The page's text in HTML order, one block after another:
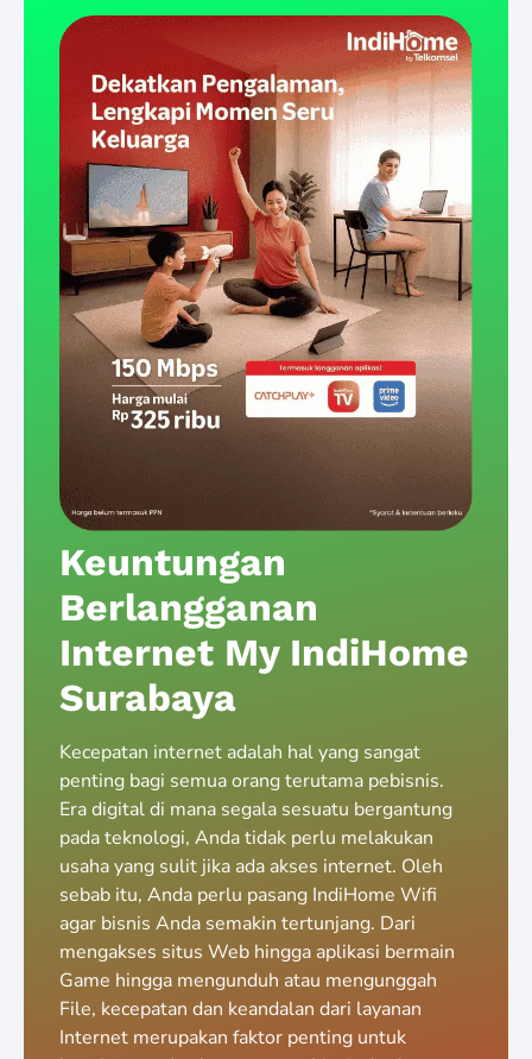
Keuntungan
Berlangganan
Internet My IndiHome
Surabaya
Kecepatan internet adalah hal yang sangat
penting bagi semua orang terutama pebisnis.
Era digital di mana segala sesuatu bergantung
pada teknologi, Anda tidak perlu melakukan
usaha yang sulit jika ada akses internet. Oleh
sebab itu, Anda perlu pasang IndiHome Wifi
agar bisnis Anda semakin tertunjang. Dari
mengakses situs Web hingga aplikasi bermain
Game hingga mengunduh atau mengunggah
File, kecepatan dan keandalan dari layanan
Internet merupakan faktor penting untuk